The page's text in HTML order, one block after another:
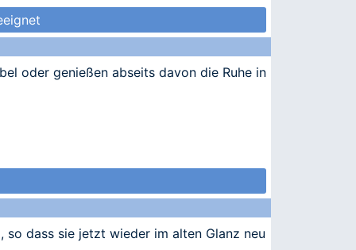
oder genießen abseits davon die Ruhe in
dass sie jetzt wieder im alten Glanz neu